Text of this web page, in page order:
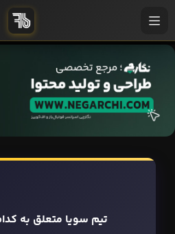
تیم سویا متعلق به